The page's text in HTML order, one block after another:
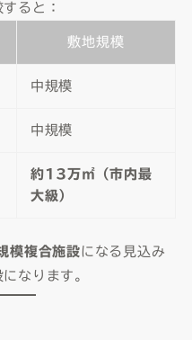
ると：
敷地規模
中規模
中規模
約13万㎡（市内最
大級）
模複合施設になる見込み
なります。